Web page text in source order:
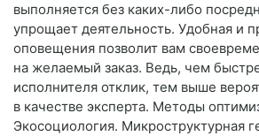
выполняется без каких-либо
упрощает деятельность. Удобная и
оповещения позволит вам
на желаемый заказ. Ведь, чем
исполнителя отклик, тем выше
в качестве эксперта. Методы
Экосоциология. Микроструктурная